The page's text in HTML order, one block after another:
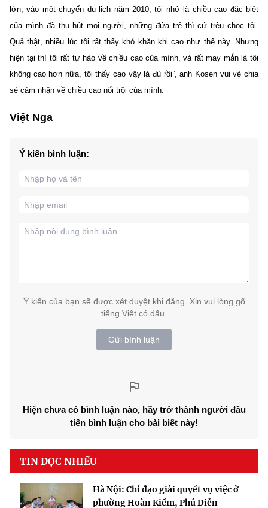
lớn, vào một chuyến du lịch năm 2010, tôi nhớ là chiều cao đặc biệt
của mình đã thu hút mọi người, những đứa trẻ thì cứ trêu chọc tôi.
Quả thật, nhiều lúc tôi rất thấy khó khăn khi cao như thế này. Nhưng
hiện tại thì tôi rất tự hào về chiều cao của mình, và rất may mắn là tôi
không cao hơn nữa, tôi thấy cao vậy là đủ rồi”, anh Kosen vui vẻ chia
sẻ cảm nhận về chiều cao nổi trội của mình.
Việt Nga
Ý kiến bình luận:
Ý kiến của bạn sẽ được xét duyệt khi đăng. Xin vui lòng gõ
tiếng Việt có dấu.
Gửi bình luận
Hiện chưa có bình luận nào, hãy trở thành người đầu
tiên bình luận cho bài biết này!
TIN ĐỌC NHIỀU
Hà Nội: Chỉ đạo giải quyết vụ việc ở
phường Hoàn Kiếm, Phú Diễn